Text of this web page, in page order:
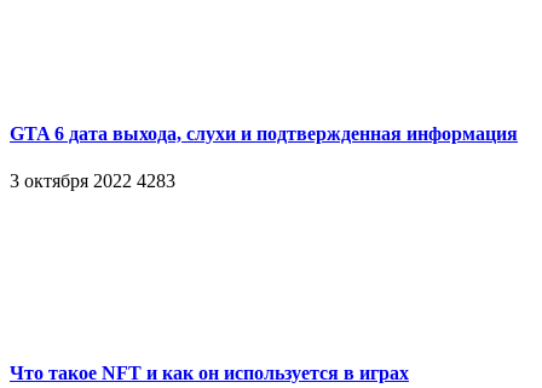
GTA 6 дата выхода, слухи и подтвержденная информация
3 октября 2022 4283
Что такое NFT и как он используется в играх